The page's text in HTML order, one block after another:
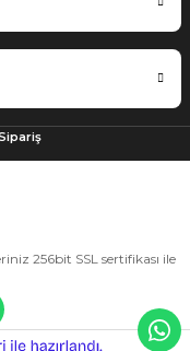
256bit SSL sertifikası ile
e-